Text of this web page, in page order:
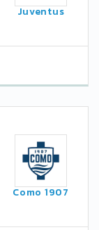
Juventus
Como 1907